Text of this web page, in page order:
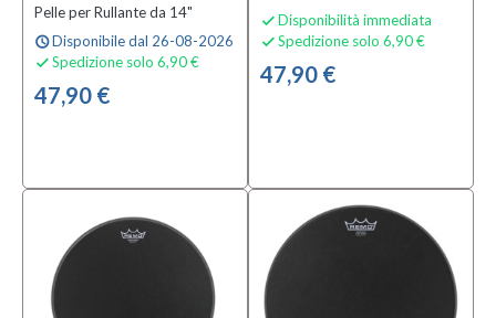
Series
(1)
Hi-
Velocity
(4)
Strumento
Batteria
Acustica
Pelle per Rullante da 14"
scheduleDisponibile dal 26-08-2026
 Spedizione solo 6,90 €
47,90 €
 Disponibilità immediata
 Spedizione solo 6,90 €
47,90 €